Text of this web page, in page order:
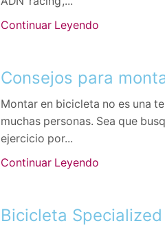
Continuar Leyendo
Consejos para
Montar en bicicleta no es una
muchas personas. Sea que
ejercicio por...
Continuar Leyendo
Bicicleta